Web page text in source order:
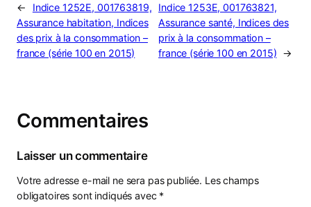
←
Indice 1252E, 001763819,
Assurance habitation, Indices
des prix à la consommation –
france (série 100 en 2015)
Indice 1253E, 001763821,
Assurance santé, Indices des
prix à la consommation –
france (série 100 en 2015) →
Commentaires
Laisser un commentaire
Votre adresse e-mail ne sera pas publiée. Les champs
obligatoires sont indiqués avec *